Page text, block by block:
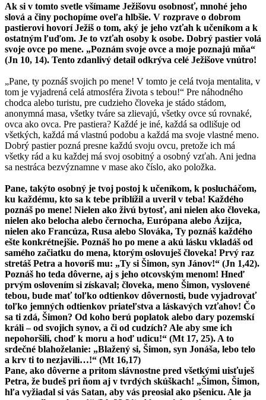
Ak si v tomto svetle všímame Ježišovu osobnosť, mnohé jeho
slová a činy pochopíme oveľa hlbšie. V rozprave o dobrom
pastierovi hovorí Ježiš o tom, aký je jeho vzťah k učeníkom a k
ostatným ľuďom. Je to vzťah osoby k osobe. Dobrý pastier volá
svoje ovce po mene. „Poznám svoje ovce a moje poznajú mňa“
(Jn 10, 14). Tento zdanlivý detail odkrýva celé Ježišove vnútro!
„Pane, ty poznáš svojich po mene! V tomto je celá tvoja mentalita, v
tom je vyjadrená celá atmosféra života s tebou!“ Pre náhodného
chodca alebo turistu, pre cudzieho človeka je stádo stádom,
anonymná masa, všetky tváre sa zlievajú, všetky ovce sú rovnaké,
ovca ako ovca. Pre pastiera? Každé je iné, každá sa odlišuje od
všetkých, každá má vlastnú podobu a každá ma svoje vlastné meno.
Dobrý pastier pozná presne každú svoju ovcu, pretože ich má
všetky rád a ku každej má svoj osobitný a osobný vzťah. Ani jedna
sa nestráca bezvýznamne v mase ako číslo, ako položka.
Pane, takýto osobný je tvoj postoj k učeníkom, k poslucháčom,
ku každému, kto sa k tebe priblížil a uveril v teba! Každého
poznáš po mene! Nielen ako živú bytosť, ani nielen ako človeka,
nielen ako belocha alebo černocha, Európana alebo Ázijca,
nielen ako Francúza, Rusa alebo Slováka, Ty poznáš každého
ešte konkrétnejšie. Poznáš ho po mene a akú lásku vkladáš od
samého začiatku do mena, ktorým oslovuješ človeka! Prvý raz
stretáš Petra a hovoríš mu: „Ty si Šimon, syn Jánov!“ (Jn 1,42).
Poznáš ho teda dôverne, aj s jeho otcovským menom! Hneď
prvým oslovením si získaval; človeka, meno Šimon, vyslovené
tebou, bude mať toľko odtienkov dôvernosti, bude vyjadrovať
toľko jemných odtienkov priateľstva a láskavých vzťahov! Čo
sa ti zdá, Šimon? Od koho berú poplatok alebo dary pozemskí
králi – od svojich synov, a či od cudzích? Ale aby sme ich
nepohoršili, choď k moru a hoď udicu!“ (Mt 17, 25). A to
srdečné blahoželanie: „Blažený si, Šimon, syn Jonáša, lebo telo
a krv ti to nezjavili…!“ (Mt 16,17)
Pane, ako dôverne a pritom slávnostne pred všetkými uisťuješ
Petra, že budeš pri ňom aj v tvrdých skúškach! „Šimon, Šimon,
hľa vyžiadal si vás Satan, aby vás preosial ako pšenicu. Ale ja